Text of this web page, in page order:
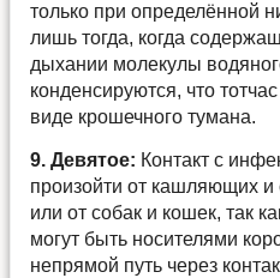
только при определённой
лишь тогда, когда
дыхании молекулы
конденсируются, что
виде крошечного тумана.
9. Девятое: Контакт с
произойти от кашляющих
или от собак и кошек, так
могут быть носителями
непрямой путь через